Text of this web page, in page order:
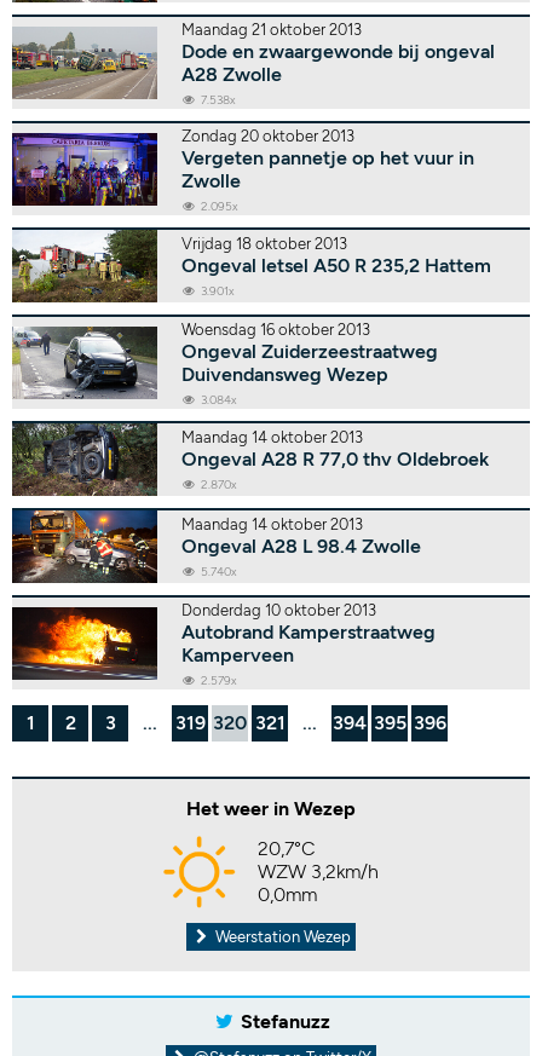
Maandag 21 oktober 2013
Dode en zwaargewonde bij ongeval
A28 Zwolle
7.538x
Zondag 20 oktober 2013
Vergeten pannetje op het vuur in
Zwolle
2.095x
Vrijdag 18 oktober 2013
Ongeval letsel A50 R 235,2 Hattem
3.901x
Woensdag 16 oktober 2013
Ongeval Zuiderzeestraatweg
Duivendansweg Wezep
3.084x
Maandag 14 oktober 2013
Ongeval A28 R 77,0 thv Oldebroek
2.870x
Maandag 14 oktober 2013
Ongeval A28 L 98.4 Zwolle
5.740x
Donderdag 10 oktober 2013
Autobrand Kamperstraatweg
Kamperveen
2.579x
1 2 3 ... 319 320 321 ... 394 395 396
Het weer in Wezep
20,7°C
WZW 3,2km/h
0,0mm
Weerstation Wezep
Stefanuzz